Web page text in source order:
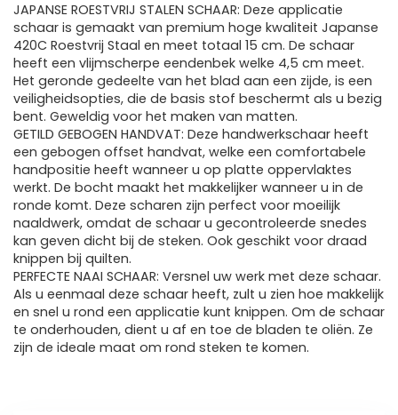
JAPANSE ROESTVRIJ STALEN SCHAAR: Deze applicatie
schaar is gemaakt van premium hoge kwaliteit Japanse
420C Roestvrij Staal en meet totaal 15 cm. De schaar
heeft een vlijmscherpe eendenbek welke 4,5 cm meet.
Het geronde gedeelte van het blad aan een zijde, is een
veiligheidsopties, die de basis stof beschermt als u bezig
bent. Geweldig voor het maken van matten.
GETILD GEBOGEN HANDVAT: Deze handwerkschaar heeft
een gebogen offset handvat, welke een comfortabele
handpositie heeft wanneer u op platte oppervlaktes
werkt. De bocht maakt het makkelijker wanneer u in de
ronde komt. Deze scharen zijn perfect voor moeilijk
naaldwerk, omdat de schaar u gecontroleerde snedes
kan geven dicht bij de steken. Ook geschikt voor draad
knippen bij quilten.
PERFECTE NAAI SCHAAR: Versnel uw werk met deze schaar.
Als u eenmaal deze schaar heeft, zult u zien hoe makkelijk
en snel u rond een applicatie kunt knippen. Om de schaar
te onderhouden, dient u af en toe de bladen te oliën. Ze
zijn de ideale maat om rond steken te komen.